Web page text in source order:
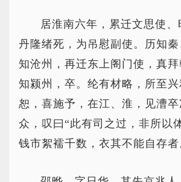
居淮南六年，累迁文思使
丹隆绪死，为吊慰副使。历知
知沧州，再迁东上阁门使，真
知颍州，卒。纶有材略，所至
恕，喜施予，在江、淮，见漕
众，叹曰“此有司之过，非所以
钱市絮襦千数，衣其不能自存者